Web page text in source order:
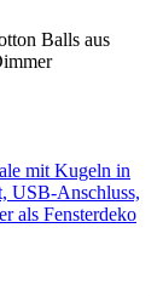
Balls aus